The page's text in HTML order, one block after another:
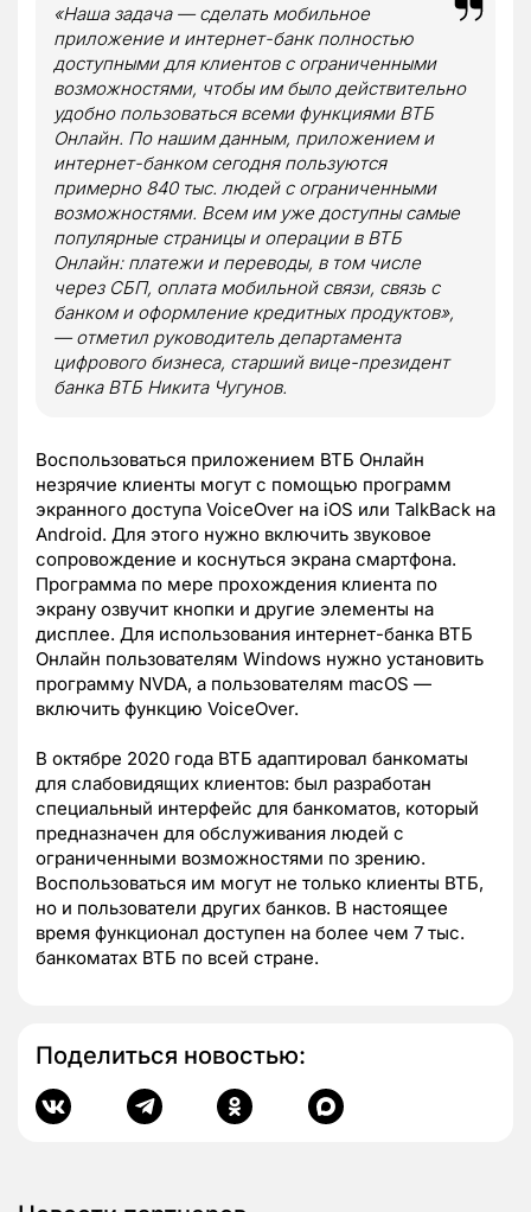
«Наша задача — сделать мобильное
приложение и интернет-банк полностью
доступными для клиентов с ограниченными
возможностями, чтобы им было действительно
удобно пользоваться всеми функциями ВТБ
Онлайн. По нашим данным, приложением и
интернет-банком сегодня пользуются
примерно 840 тыс. людей с ограниченными
возможностями. Всем им уже доступны самые
популярные страницы и операции в ВТБ
Онлайн: платежи и переводы, в том числе
через СБП, оплата мобильной связи, связь с
банком и оформление кредитных продуктов»,
— отметил руководитель департамента
цифрового бизнеса, старший вице-президент
банка ВТБ Никита Чугунов.
Воспользоваться приложением ВТБ Онлайн
незрячие клиенты могут с помощью программ
экранного доступа VoiceOver на iOS или TalkBack на
Android. Для этого нужно включить звуковое
сопровождение и коснуться экрана смартфона.
Программа по мере прохождения клиента по
экрану озвучит кнопки и другие элементы на
дисплее. Для использования интернет-банка ВТБ
Онлайн пользователям Windows нужно установить
программу NVDA, а пользователям macOS —
включить функцию VoiceOver.
В октябре 2020 года ВТБ адаптировал банкоматы
для слабовидящих клиентов: был разработан
специальный интерфейс для банкоматов, который
предназначен для обслуживания людей с
ограниченными возможностями по зрению.
Воспользоваться им могут не только клиенты ВТБ,
но и пользователи других банков. В настоящее
время функционал доступен на более чем 7 тыс.
банкоматах ВТБ по всей стране.
Поделиться новостью: